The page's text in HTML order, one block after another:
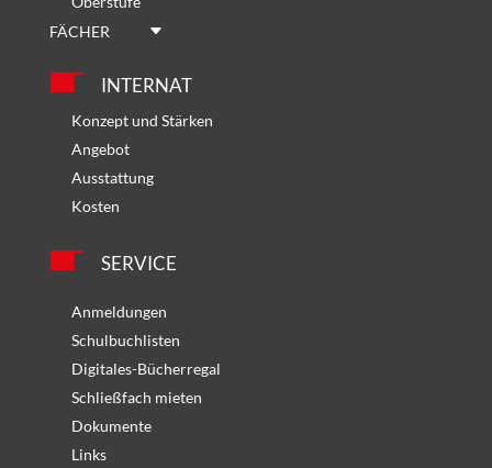
FÄCHER
INTERNAT
Konzept und Stärken
Angebot
Ausstattung
Kosten
SERVICE
Anmeldungen
Schulbuchlisten
Digitales-Bücherregal
Schließfach mieten
Dokumente
Links